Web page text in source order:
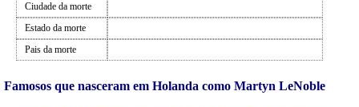
Ciudade da morte
Estado da morte
Pais da morte
Famosos que nasceram em Holanda como Martyn LeNoble